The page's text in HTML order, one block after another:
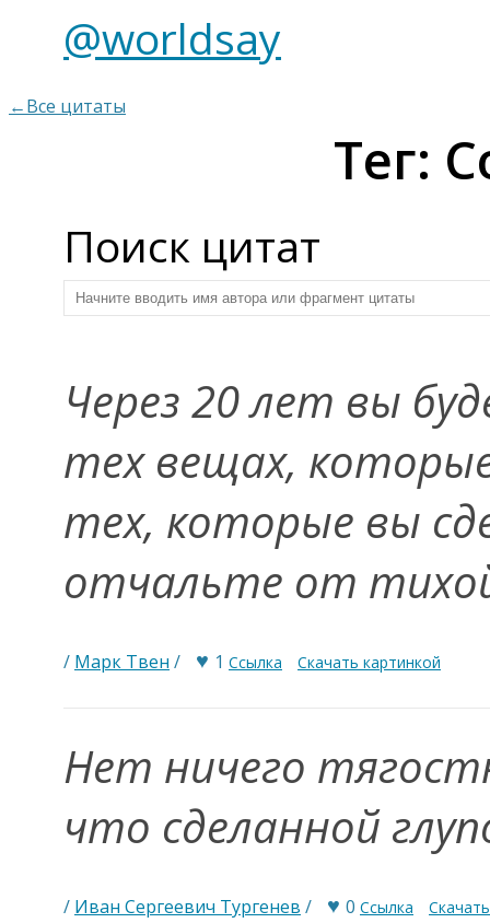
@worldsay
←Все цитаты
Тег:
Поиск цитат
Через 20 лет вы
тех вещах,
тех, которые вы
отчальте от
/ Марк Твен / ♥ 1 Ссылка Скачать картинкой
Нет ничего
что сделанной
/ Иван Сергеевич Тургенев / ♥ 0 Ссылка